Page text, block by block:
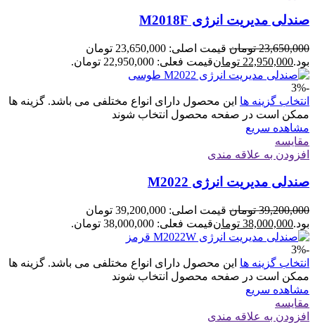
صندلی مدیریت انرژی M2018F
23,650,000 تومان
قیمت اصلی: 23,650,000 تومان
بود.22,950,000 تومانقیمت فعلی: 22,950,000 تومان.
-3%
انتخاب گزینه ها این محصول دارای انواع مختلفی می باشد. گزینه ها
ممکن است در صفحه محصول انتخاب شوند
مشاهده سریع
مقایسه
افزودن به علاقه مندی
صندلی مدیریت انرژی M2022
39,200,000 تومان
قیمت اصلی: 39,200,000 تومان
بود.38,000,000 تومانقیمت فعلی: 38,000,000 تومان.
-3%
انتخاب گزینه ها این محصول دارای انواع مختلفی می باشد. گزینه ها
ممکن است در صفحه محصول انتخاب شوند
مشاهده سریع
مقایسه
افزودن به علاقه مندی